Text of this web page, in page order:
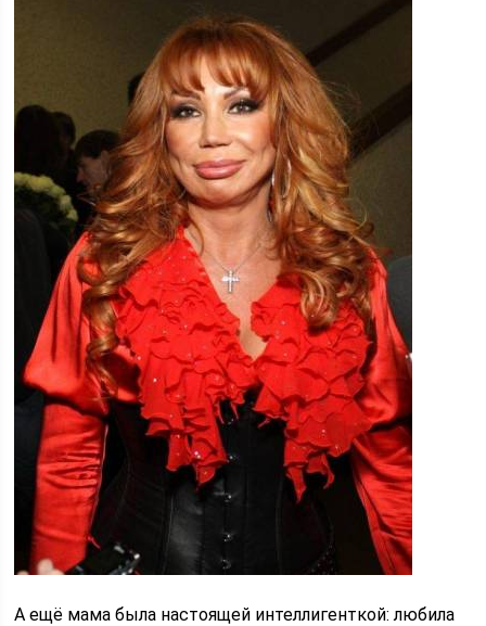
А ещё мама была настоящей интеллигенткой: любила